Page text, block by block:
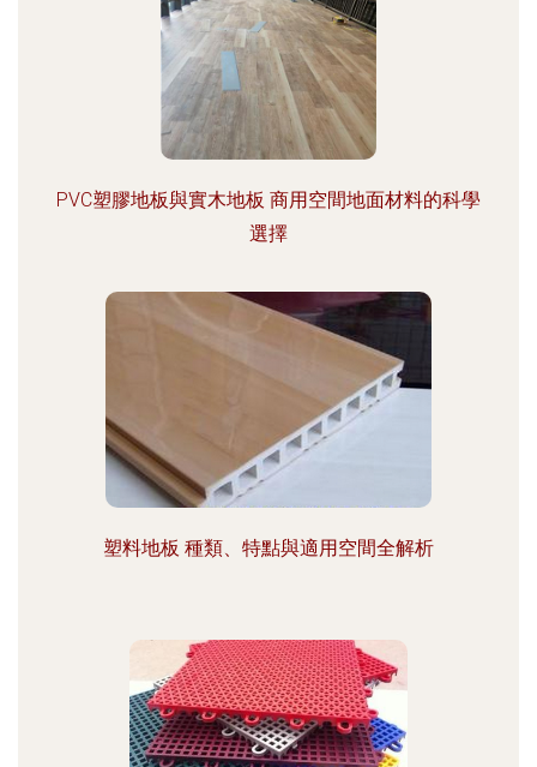
PVC塑膠地板與實木地板 商用空間地面材料的科學
選擇
塑料地板 種類、特點與適用空間全解析